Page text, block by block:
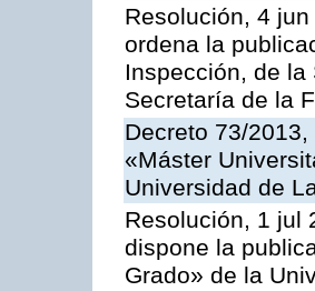
Resolución, 4
ordena la
Inspección, de
Secretaría de la
Decreto 73/
«Máster
Universidad de
Resolución, 1 jul
dispone la
Grado» de la